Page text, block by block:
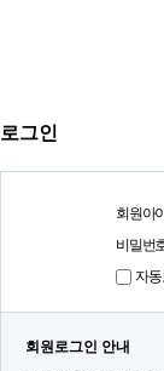
로그인
회원아
비밀번
자동
회원로그인 안내